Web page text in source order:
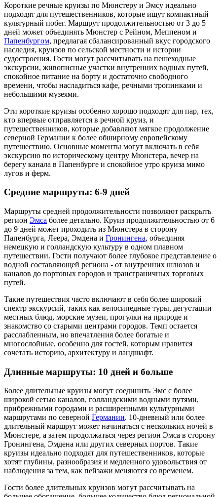
Короткие речные круизы по Мюнстеру и Эмсу идеально
подходят для путешественников, которые ищут компактный
культурный побег. Маршрут продолжительностью от 3 до 5
дней может объединять Мюнстер с Рейном, Меппеном и
Папенбургом, предлагая сбалансированный вкус городского
наследия, круизов по сельской местности и истории
судостроения. Гости могут рассчитывать на пешеходные
экскурсии, живописные участки внутренних водных путей,
спокойное питание на борту и достаточно свободного
времени, чтобы насладиться кафе, речными тропинками и
небольшими музеями.
Эти короткие круизы особенно хорошо подходят для пар, тех,
кто впервые отправляется в речной круиз, и
путешественников, которые добавляют мягкое продолжение
северной Германии к более обширному европейскому
путешествию. Основные моменты могут включать в себя
экскурсию по историческому центру Мюнстера, вечер на
берегу канала в Папенбурге и спокойное утро круиза мимо
лугов и ферм.
Средние маршруты: 6-9 дней
Маршруты средней продолжительности позволяют раскрыть
регион Эмса более детально. Круиз продолжительностью от 6
до 9 дней может проходить из Мюнстера в сторону
Папенбурга, Леера, Эмдена и Гронингена, объединяя
немецкую и голландскую культуру в одном плавном
путешествии. Гости получают более глубокое представление о
водной составляющей региона - от внутренних шлюзов и
каналов до портовых городов и трансграничных торговых
путей.
Такие путешествия часто включают в себя более широкий
спектр экскурсий, таких как велосипедные туры, дегустации
местных блюд, морские музеи, прогулки на природе и
знакомство со старыми центрами городов. Темп остается
расслабленным, но впечатления более богатые и
многослойные, особенно для гостей, которым нравится
сочетать историю, архитектуру и ландшафт.
Длинные маршруты: 10 дней и больше
Более длительные круизы могут соединить Эмс с более
широкой сетью каналов, голландскими водными путями,
прибрежными городами и расширенными культурными
маршрутами по северной Германии. 10-дневный или более
длительный маршрут может начинаться с нескольких ночей в
Мюнстере, а затем продолжаться через регион Эмса в сторону
Гронингена, Эмдена или других северных портов. Такие
круизы идеально подходят для путешественников, которые
хотят глубины, разнообразия и медленного удовольствия от
наблюдения за тем, как пейзажи меняются со временем.
Гости более длительных круизов могут рассчитывать на